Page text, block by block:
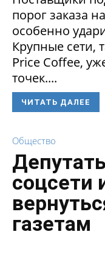
порог заказа
особенно
Крупные сети,
Price Coffee,
точек....
ЧИТАТЬ ДАЛЕЕ
Общество
соцсети
газетам